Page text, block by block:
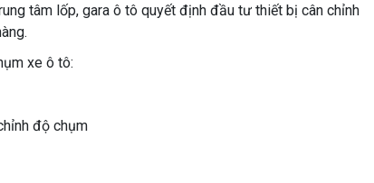
tâm lốp, gara ô tô quyết định đầu tư thiết bị cân chỉnh
xe ô tô:
độ chụm